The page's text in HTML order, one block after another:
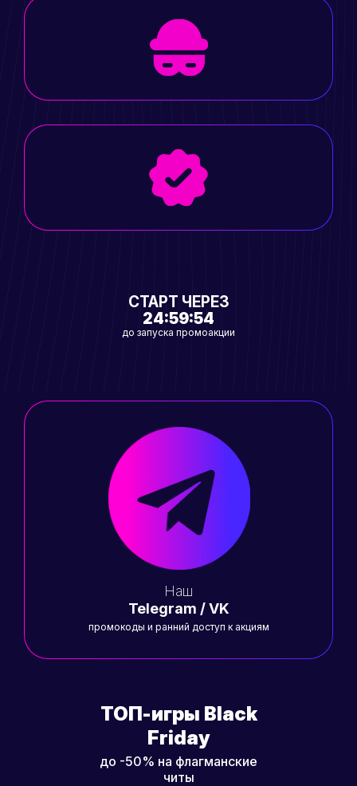
СТАРТ ЧЕРЕЗ
24:59:53
до запуска промоакции
Наш
Telegram / VK
промокоды и ранний доступ к акциям
ТОП-игры Black
Friday
до -50% на флагманские
читы